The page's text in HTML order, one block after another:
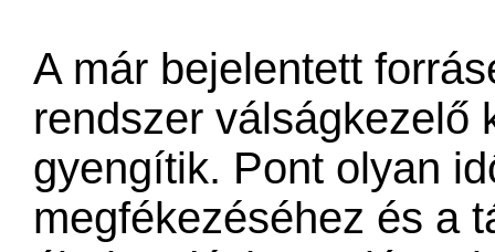
A már bejelentett
rendszer válságkezelő
gyengítik. Pont olyan
megfékezéséhez és a